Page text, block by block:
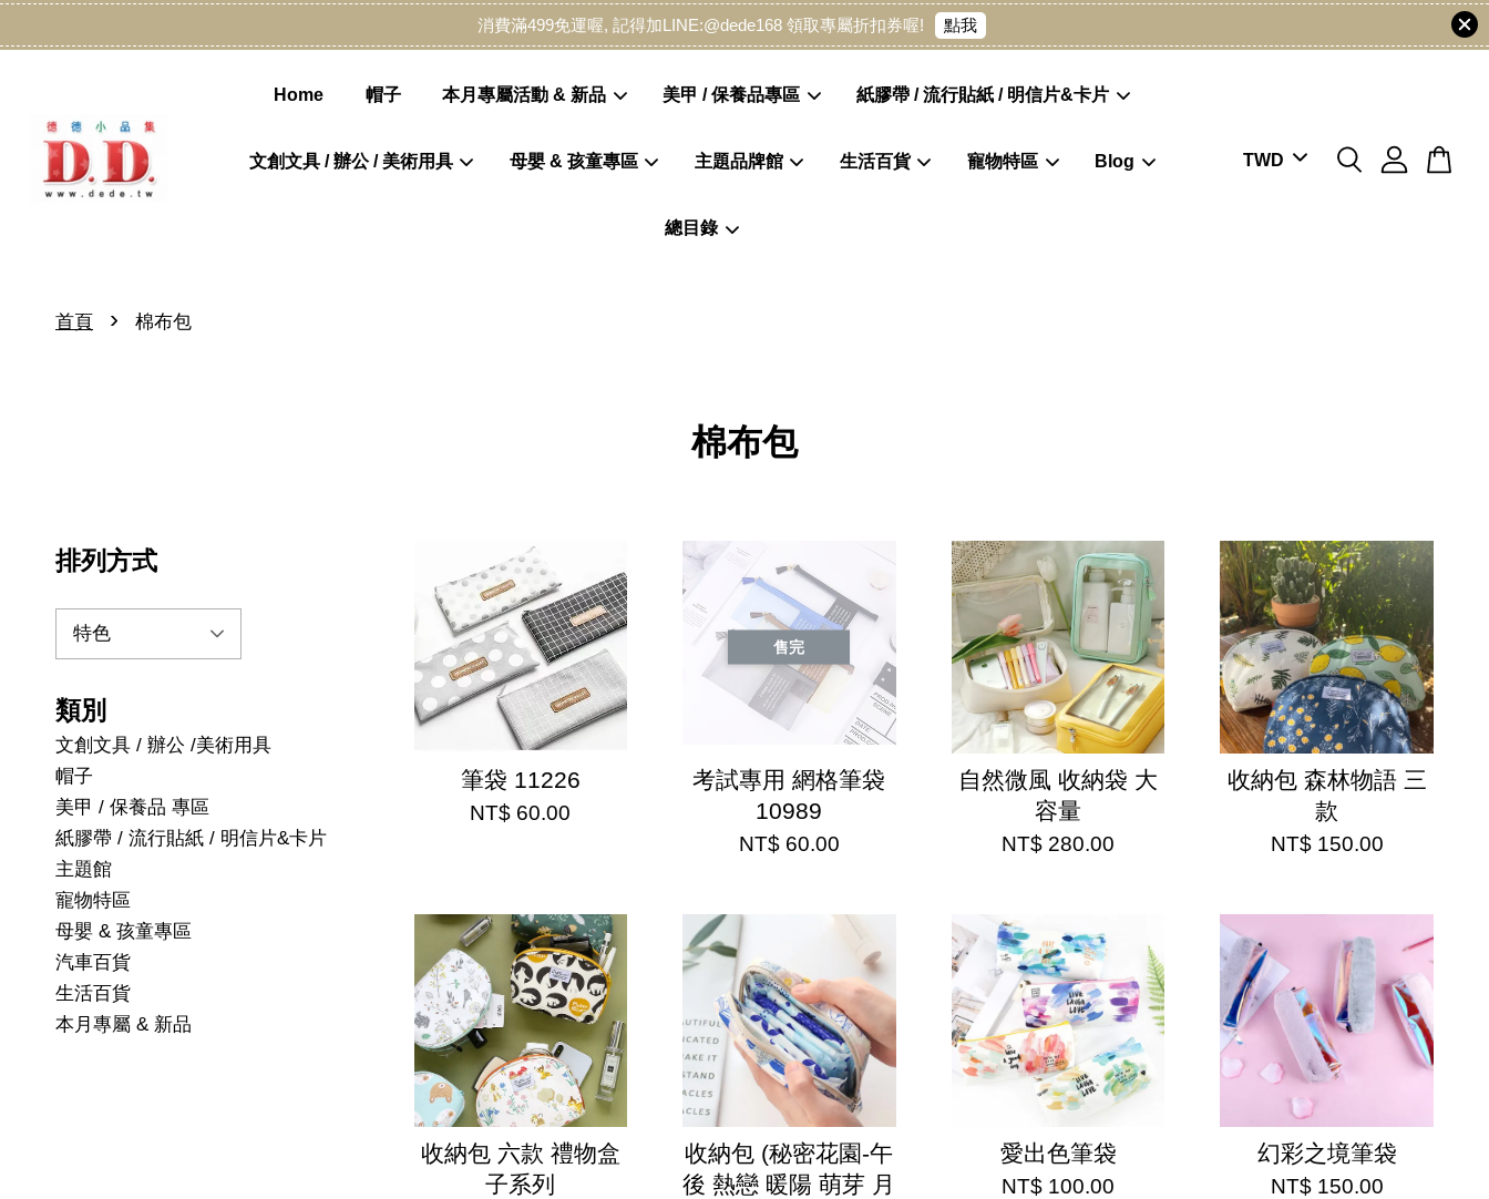
消費滿499免運喔, 記得加LINE:@dede168 領取專屬折扣券喔! 點我
Home 帽子 本月專屬活動 & 新品 美甲 / 保養品專區 紙膠帶 / 流行貼紙 / 明信片&卡片
文創文具 / 辦公 / 美術用具 母嬰 & 孩童專區 主題品牌館 生活百貨 寵物特區 Blog
總目錄
首頁 › 棉布包
棉布包
排列方式
類別
文創文具 / 辦公 /美術用具
帽子
美甲 / 保養品 專區
紙膠帶 / 流行貼紙 / 明信片&卡片
主題館
寵物特區
母嬰 & 孩童專區
汽車百貨
生活百貨
本月專屬 & 新品
筆袋 11226
NT$ 60.00
售完
考試專用 網格筆袋
10989
NT$ 60.00
自然微風 收納袋 大
容量
NT$ 280.00
收納包 森林物語 三
款
NT$ 150.00
收納包 六款 禮物盒
子系列
收納包 (秘密花園-午
後 熱戀 暖陽 萌芽 月
愛出色筆袋
NT$ 100.00
幻彩之境筆袋
NT$ 150.00